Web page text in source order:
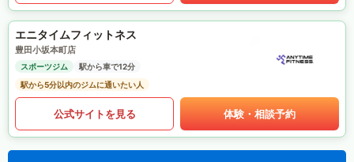
エニタイムフィットネス
豊田小坂本町店
スポーツジム
駅から車で12分
駅から5分以内のジムに通いたい人
公式サイトを見る 体験・相談予約